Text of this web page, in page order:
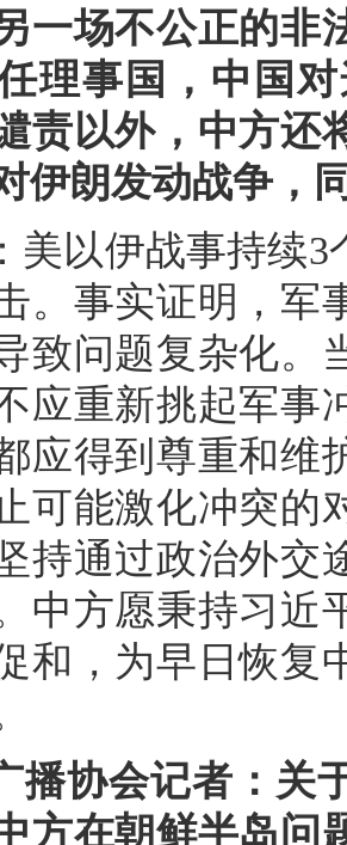
一场不公正的非
理事国，中国
责以外，中方还
伊朗发动战争，
美以伊战事持续
。事实证明，军
致问题复杂化。
应重新挑起军事
应得到尊重和维
可能激化冲突的
持通过政治外交
中方愿秉持习近
和，为早日恢复
播协会记者：关
方在朝鲜半岛问